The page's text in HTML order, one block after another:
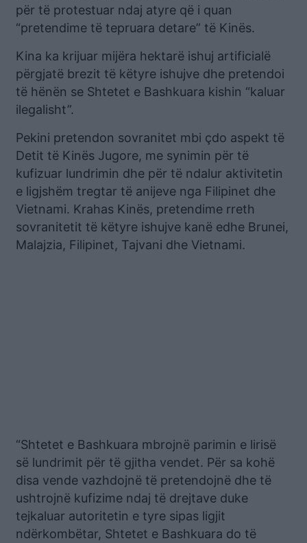
për të protestuar ndaj atyre që i quan
“pretendime të tepruara detare” të Kinës.
Kina ka krijuar mijëra hektarë ishuj artificialë
përgjatë brezit të këtyre ishujve dhe pretendoi
të hënën se Shtetet e Bashkuara kishin “kaluar
ilegalisht”.
Pekini pretendon sovranitet mbi çdo aspekt të
Detit të Kinës Jugore, me synimin për të
kufizuar lundrimin dhe për të ndalur aktivitetin
e ligjshëm tregtar të anijeve nga Filipinet dhe
Vietnami. Krahas Kinës, pretendime rreth
sovranitetit të këtyre ishujve kanë edhe Brunei,
Malajzia, Filipinet, Tajvani dhe Vietnami.
“Shtetet e Bashkuara mbrojnë parimin e lirisë
së lundrimit për të gjitha vendet. Për sa kohë
disa vende vazhdojnë të pretendojnë dhe të
ushtrojnë kufizime ndaj të drejtave duke
tejkaluar autoritetin e tyre sipas ligjit
ndërkombëtar, Shtetet e Bashkuara do të